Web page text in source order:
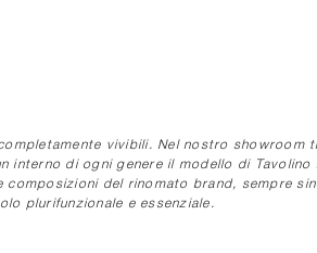
vivibili. Nel nostro showroom
interno di ogni genere il modello di Tavolino
del rinomato brand, sempre
plurifunzionale e essenziale.